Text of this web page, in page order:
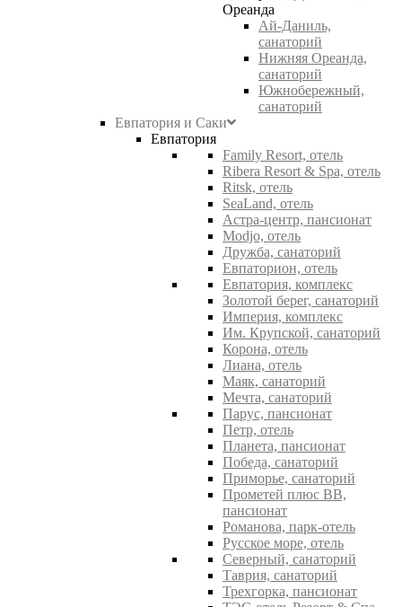
Ореанда
Ай-Даниль,
санаторий
Нижняя Ореанда,
санаторий
Южнобережный,
санаторий
Евпатория и Саки
Евпатория
Family Resort, отель
Ribera Resort & Spa, отель
Ritsk, отель
SeaLand, отель
Астра-центр, пансионат
Modjo, отель
Дружба, санаторий
Евпаторион, отель
Евпатория, комплекс
Золотой берег, санаторий
Империя, комплекс
Им. Крупской, санаторий
Корона, отель
Лиана, отель
Маяк, санаторий
Мечта, санаторий
Парус, пансионат
Петр, отель
Планета, пансионат
Победа, санаторий
Приморье, санаторий
Прометей плюс ВВ,
пансионат
Романова, парк-отель
Русское море, отель
Северный, санаторий
Таврия, санаторий
Трехгорка, пансионат